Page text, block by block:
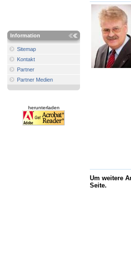
Information
Sitemap
Kontakt
Partner
Partner Medien
herunterladen
Um weitere
Seite.